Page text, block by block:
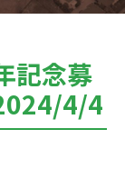
記念募
4/4